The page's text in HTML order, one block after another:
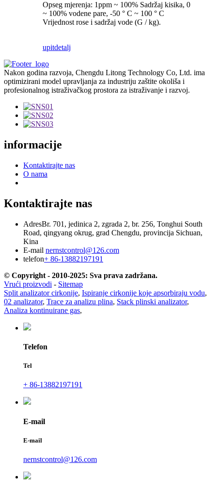
Opseg mjerenja: 1ppm ~ 100% Sadržaj kisika, 0
~ 100% vodene pare, -50 ° C ~ 100 ° C
Vrijednost rose i sadržaj vode (G / kg).
upitdetalj
Nakon godina razvoja, Chengdu Litong Technology Co, Ltd. ima
optimizirani model upravljanja za industriju zaštite okoliša i
profesionalnog istraživačkog prostora za istraživanje i razvoj.
informacije
Kontaktirajte nas
O nama
Kontaktirajte nas
AdresBr. 701, jedinica 2, zgrada 2, br. 256, Tonghui South
Road, qingyang okrug, grad Chengdu, provincija Sichuan,
Kina
E-mail nernstcontrol@126.com
telefon+ 86-13882197191
© Copyright - 2010-2025: Sva prava zadržana.
Vrući proizvodi - Sitemap
Split analizator cirkonije, Ispiranje cirkonije koje apsorbiraju vodu,
02 analizator, Trace za analizu plina, Stack plinski analizator,
Analiza kontinuirane gas,
Telefon
Tel
+ 86-13882197191
E-mail
E-mail
nernstcontrol@126.com